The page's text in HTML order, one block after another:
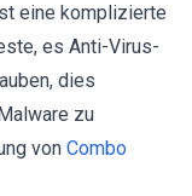
eine komplizierte
es Anti-Virus-
dies
zu
von Combo